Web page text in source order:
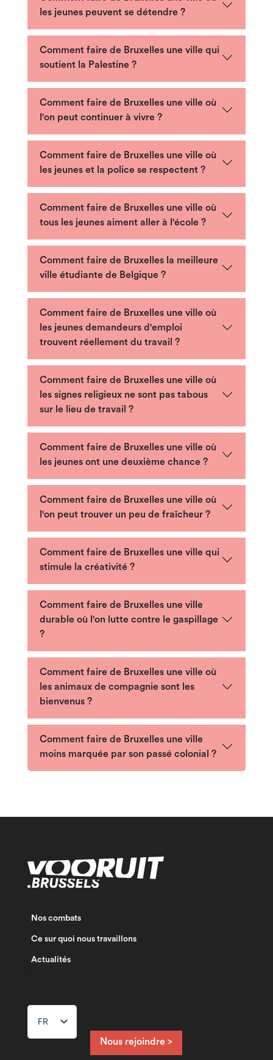
les jeunes peuvent se détendre ?
Comment faire de Bruxelles une ville qui
soutient la Palestine ?
Comment faire de Bruxelles une ville où
l'on peut continuer à vivre ?
Comment faire de Bruxelles une ville où
les jeunes et la police se respectent ?
Comment faire de Bruxelles une ville où
tous les jeunes aiment aller à l'école ?
Comment faire de Bruxelles la meilleure
ville étudiante de Belgique ?
Comment faire de Bruxelles une ville où
les jeunes demandeurs d'emploi
trouvent réellement du travail ?
Comment faire de Bruxelles une ville où
les signes religieux ne sont pas tabous
sur le lieu de travail ?
Comment faire de Bruxelles une ville où
les jeunes ont une deuxième chance ?
Comment faire de Bruxelles une ville où
l'on peut trouver un peu de fraîcheur ?
Comment faire de Bruxelles une ville qui
stimule la créativité ?
Comment faire de Bruxelles une ville
durable où l'on lutte contre le gaspillage
?
Comment faire de Bruxelles une ville où
les animaux de compagnie sont les
bienvenus ?
Comment faire de Bruxelles une ville
moins marquée par son passé colonial ?
Nos combats
Ce sur quoi nous travaillons
Actualités
FR
Nous rejoindre >